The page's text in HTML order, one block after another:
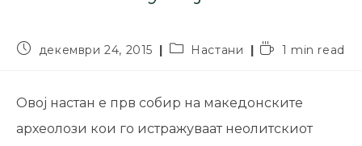
декември 24, 2015 Настани 1 min read
Овој настан е прв собир на македонските
археолози кои го истражуваат неолитскиот